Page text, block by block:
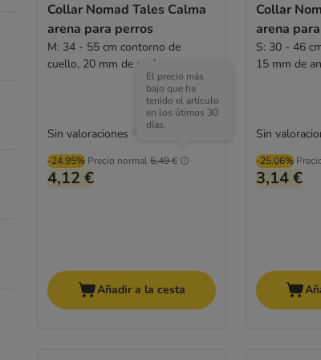
Collar Nomad Tales Calma
arena para perros
M: 34 - 55 cm contorno de
cuello, 20 mm de ancho
-24.95% Precio normal5,49 €
El precio más
bajo que ha
tenido el artículo
en los útimos 30
días.
4,12 €
Sin valoraciones
Añadir a la cesta
Collar
arena
S: 30 - 46
15 mm de
-25.06%
3,14 €
Sin